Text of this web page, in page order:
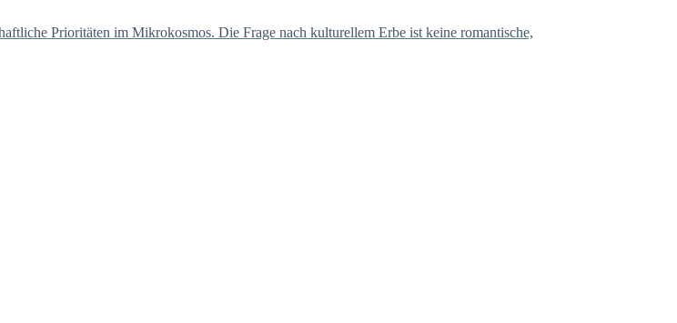
Prioritäten im Mikrokosmos. Die Frage nach kulturellem Erbe ist keine romantische,